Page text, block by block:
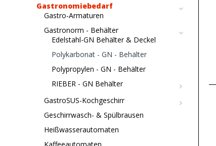
Gastronomiebedarf
Gastro-Armaturen
Gastronorm - Behälter
Edelstahl-GN Behälter & Deckel
Polykarbonat - GN - Behälter
Polypropylen - GN - Behälter
RIEBER - GN Behälter
GastroSUS-Kochgeschirr
Geschirrwasch- & Spülbrausen
Heißwasserautomaten